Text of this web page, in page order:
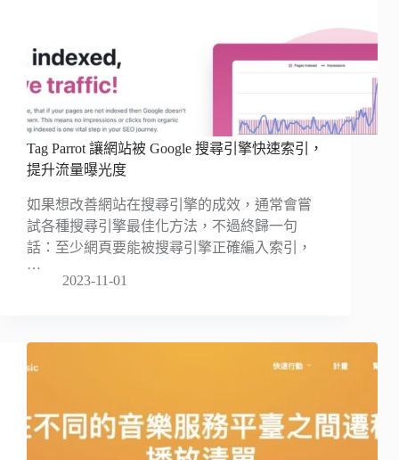
Tag Parrot 讓網站被 Google 搜尋引擎快速索引，
提升流量曝光度
如果想改善網站在搜尋引擎的成效，通常會嘗
試各種搜尋引擎最佳化方法，不過終歸一句
話：至少網頁要能被搜尋引擎正確編入索引，
…
2023-11-01